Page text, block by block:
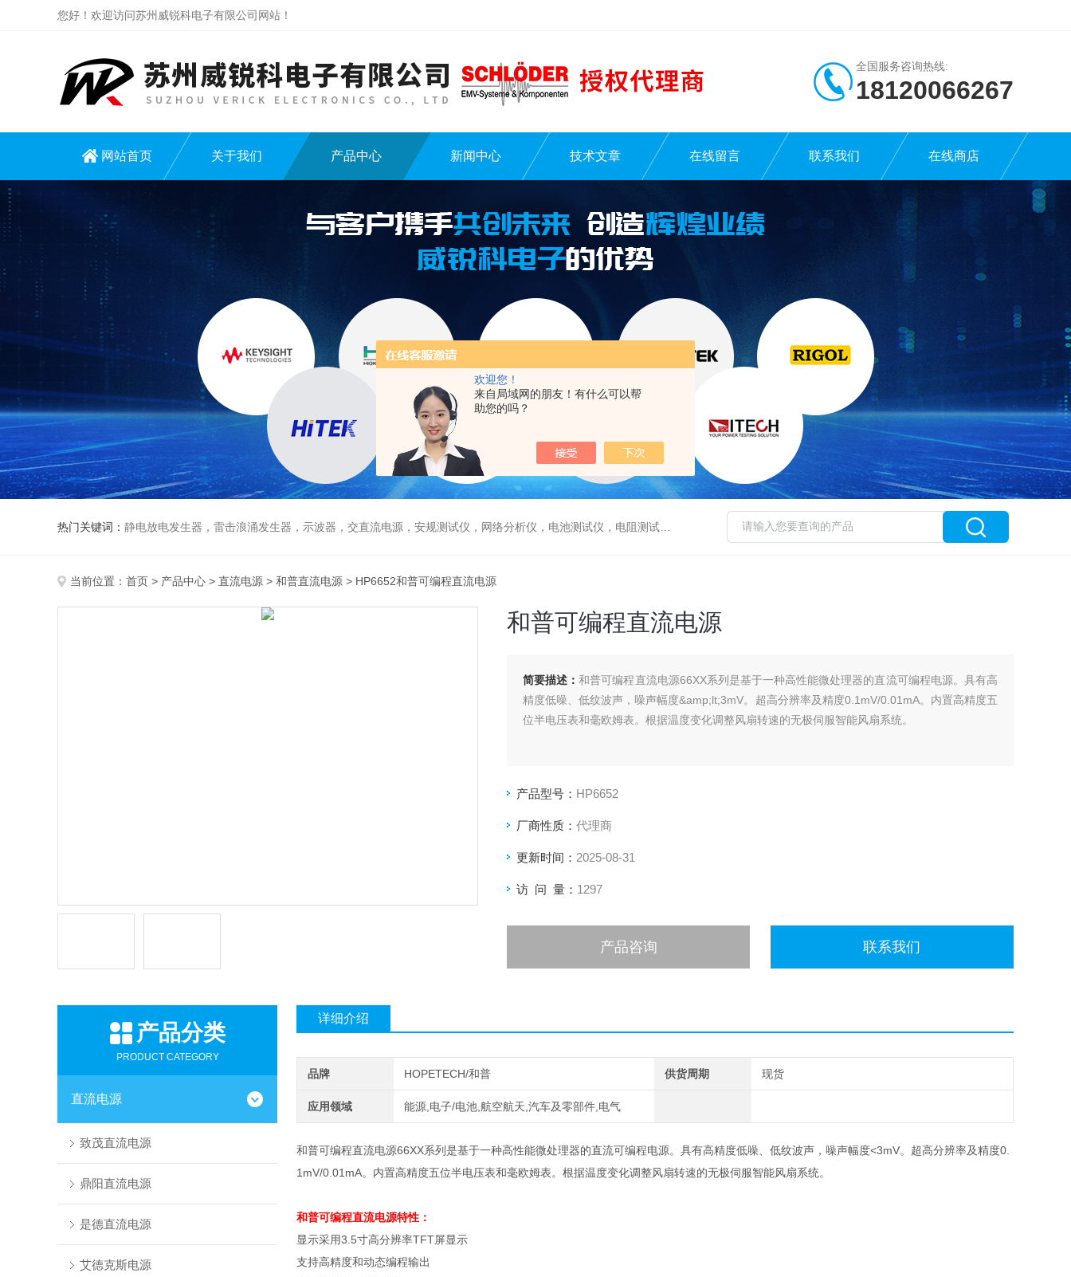
欢迎您！
来自局域网的朋友！有什么可以帮
助您的吗？
您好！欢迎访问苏州威锐科电子有限公司网站！
全国服务咨询热线:
18120066267
网站首页 关于我们 产品中心 新闻中心 技术文章 在线留言 联系我们 在线商店
热门关键词： 静电放电发生器，雷击浪涌发生器，示波器，交直流电源，安规测试仪，网络分析仪，电池测试仪，电阻测试仪，数据采集仪
当前位置： 首页 > 产品中心 > 直流电源 > 和普直流电源 > HP6652和普可编程直流电源
和普可编程直流电源
简要描述：和普可编程直流电源66XX系列是基于一种高性能微处理器的直流可编程电源。具有高
精度低噪、低纹波声，噪声幅度&amp;lt;3mV。超高分辨率及精度0.1mV/0.01mA。内置高精度五
位半电压表和毫欧姆表。根据温度变化调整风扇转速的无极伺服智能风扇系统。
产品型号： HP6652
厂商性质： 代理商
更新时间： 2025-08-31
访 问 量： 1297
产品咨询 联系我们
产品分类
PRODUCT CATEGORY
直流电源
致茂直流电源
鼎阳直流电源
是德直流电源
艾德克斯电源
详细介绍
品牌 HOPETECH/和普 供货周期 现货
应用领域 能源,电子/电池,航空航天,汽车及零部件,电气
和普可编程直流电源66XX系列是基于一种高性能微处理器的直流可编程电源。具有高精度低噪、低纹波声，噪声幅度<3mV。超高分辨率及精度0.
1mV/0.01mA。内置高精度五位半电压表和毫欧姆表。根据温度变化调整风扇转速的无极伺服智能风扇系统。
和普可编程直流电源特性：
显示采用3.5寸高分辨率TFT屏显示
支持高精度和动态编程输出